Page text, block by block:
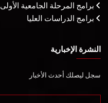
برامج المرحلة الجامعية الأولى
برامج الدراسات العليا
النشرة الإخبارية
سجل ليصلك أحدث الأخبار